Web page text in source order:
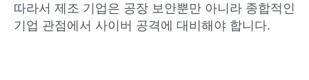
따라서 제조 기업은 공장 보안뿐만 아니라 종합적인
기업 관점에서 사이버 공격에 대비해야 합니다.